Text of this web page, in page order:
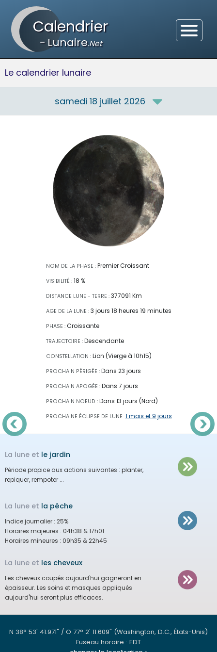
Calendrier
-Lunaire.Net
Le calendrier lunaire
samedi 18 juillet 2026
NOM DE LA PHASE : Premier Croissant
VISIBILITÉ : 18 %
DISTANCE LUNE - TERRE : 377091 Km
AGE DE LA LUNE : 3 jours 18 heures 19 minutes
PHASE : Croissante
TRAJECTOIRE : Descendante
CONSTELLATION : Lion (Vierge à 10h15)
PROCHAIN PÉRIGÉE : Dans 23 jours
PROCHAIN APOGÉE : Dans 7 jours
PROCHAIN NOEUD : Dans 13 jours (Nord)
PROCHAINE ÉCLIPSE DE LUNE 1 mois et 9 jours
La lune et le jardin
Période propice aux actions suivantes : planter,
repiquer, rempoter ...
La lune et la pêche
Indice journalier : 25%
Horaires majeures : 04h38 & 17h01
Horaires mineures : 09h35 & 22h45
La lune et les cheveux
Les cheveux coupés aujourd'hui gagneront en
épaisseur. Les soins et masques appliqués
aujourd'hui seront plus efficaces.
N 38° 53' 41.971" / O 77° 2' 11.609" (Washington, D.C., États-Unis)
Fuseau horaire : EDT